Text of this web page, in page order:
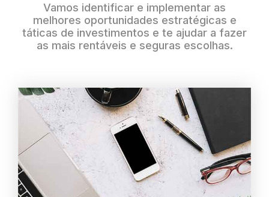
Vamos identificar e implementar as
melhores oportunidades estratégicas e
táticas de investimentos e te ajudar a fazer
as mais rentáveis e seguras escolhas.